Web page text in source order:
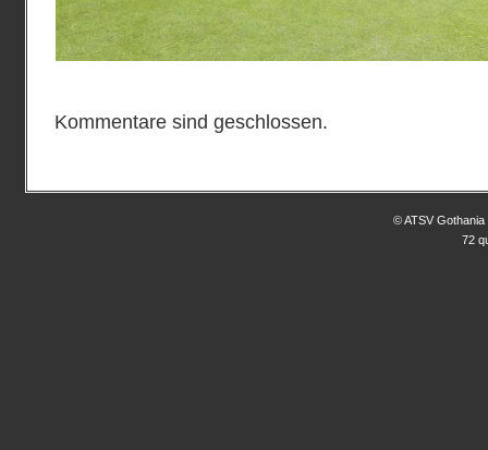
Kommentare sind geschlossen.
© ATSV
72